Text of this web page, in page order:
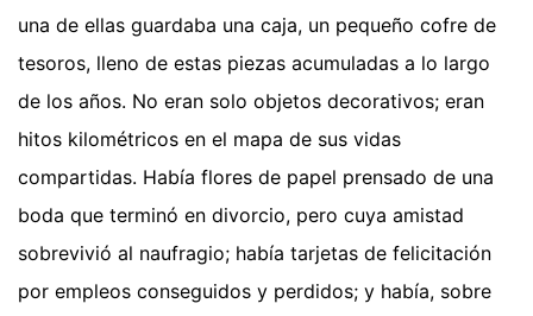
una de ellas guardaba una caja, un pequeño cofre de
tesoros, lleno de estas piezas acumuladas a lo largo
de los años. No eran solo objetos decorativos; eran
hitos kilométricos en el mapa de sus vidas
compartidas. Había flores de papel prensado de una
boda que terminó en divorcio, pero cuya amistad
sobrevivió al naufragio; había tarjetas de felicitación
por empleos conseguidos y perdidos; y había, sobre